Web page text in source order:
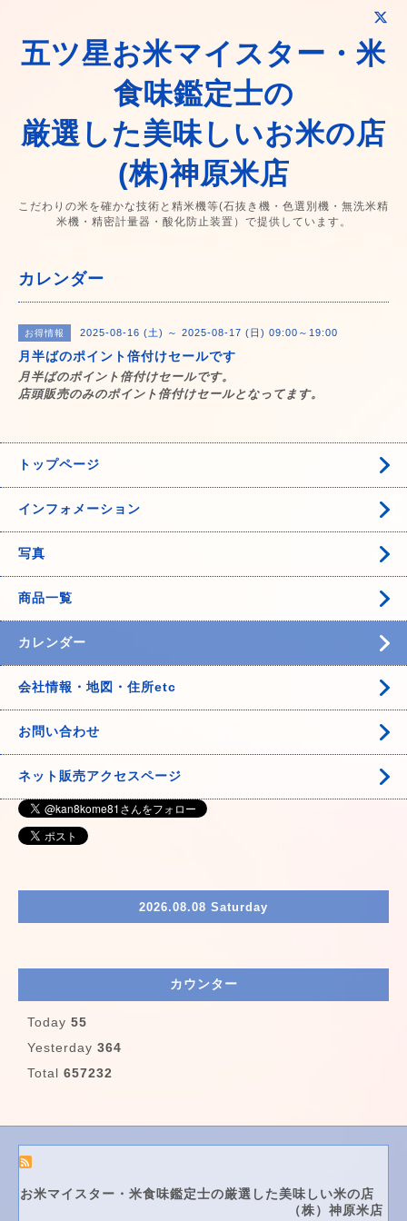
五ツ星お米マイスター・米
食味鑑定士の
厳選した美味しいお米の店
(株)神原米店
こだわりの米を確かな技術と精米機等(石抜き機・色選別機・無洗米精
米機・精密計量器・酸化防止装置）で提供しています。
カレンダー
お得情報 2025-08-16 (土) ～ 2025-08-17 (日) 09:00～19:00
月半ばのポイント倍付けセールです
月半ばのポイント倍付けセールです。
店頭販売のみのポイント倍付けセールとなってます。
トップページ
インフォメーション
写真
商品一覧
カレンダー
会社情報・地図・住所etc
お問い合わせ
ネット販売アクセスページ
2026.08.08 Saturday
カウンター
Today 55
Yesterday 364
Total 657232
お米マイスター・米食味鑑定士の厳選した美味しい米の店
（株）神原米店